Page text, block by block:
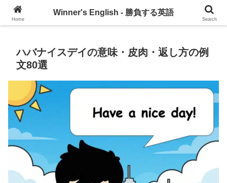
グローバル・コミュニケーションを習慣づけるブログ
ハバナイスデイの意味・皮肉・返し方の例
文80選
Home
Winner's English - 勝負する英語
Search